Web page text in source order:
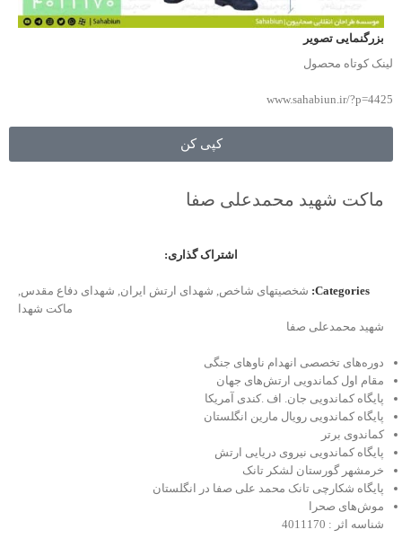
بزرگنمایی تصویر
لینک کوتاه محصول
www.sahabiun.ir/?p=4425
کپی کن
ماکت شهید محمدعلی صفا
اشتراک گذاری:
Categories: شخصیتهای شاخص, شهدای ارتش ایران, شهدای دفاع مقدس,
ماکت شهدا
شهید محمدعلی صفا
دوره‌های تخصصی انهدام ناوهای جنگی
مقام اول کماندویی ارتش‌های جهان
پایگاه کماندویی جان. اف .کندی آمریکا
پایگاه کماندویی رویال مارین انگلستان
کماندوی برتر
پایگاه کماندویی نیروی دریایی ارتش
خرمشهر گورستان لشکر تانک
پایگاه شکارچی تانک محمد علی صفا در انگلستان
موش‌های صحرا
شناسه اثر : 4011170